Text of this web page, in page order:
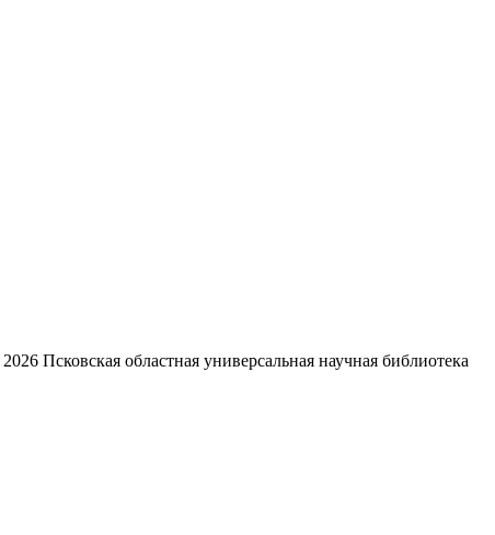
2026 Псковская областная универсальная научная библиотека